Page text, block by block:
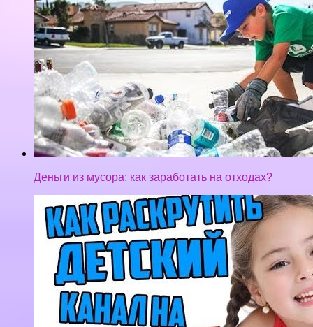
Деньги из мусора: как заработать на отходах?